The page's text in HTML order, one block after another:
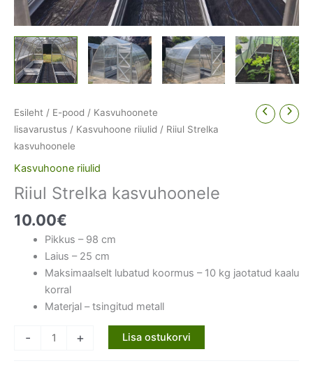
Esileht / E-pood / Kasvuhoonete
lisavarustus / Kasvuhoone riiulid / Riiul Strelka
kasvuhoonele
Kasvuhoone riiulid
Riiul Strelka kasvuhoonele
10.00€
Pikkus – 98 cm
Laius – 25 cm
Maksimaalselt lubatud koormus – 10 kg jaotatud kaalu
korral
Materjal – tsingitud metall
- + Lisa ostukorvi